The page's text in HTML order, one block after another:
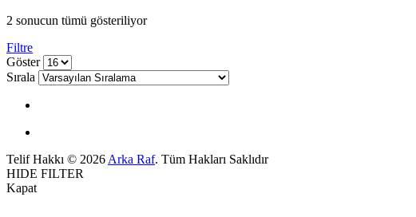
2 sonucun tümü gösteriliyor
Filtre
grid
button
list
button
Göster
Sırala
Telif Hakkı © 2026 Arka Raf. Tüm Hakları Saklıdır
HIDE FILTER
Kapat